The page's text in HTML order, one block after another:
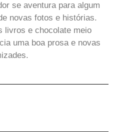
se aventura para algum
novas fotos e histórias.
livros e chocolate meio
uma boa prosa e novas